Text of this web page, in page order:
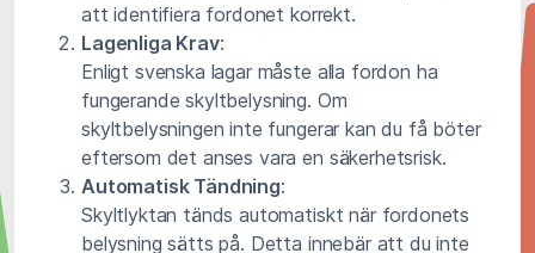
att identifiera fordonet korrekt.
Lagenliga Krav:
Enligt svenska lagar måste alla fordon ha
fungerande skyltbelysning. Om
skyltbelysningen inte fungerar kan du få böter
eftersom det anses vara en säkerhetsrisk.
Automatisk Tändning:
Skyltlyktan tänds automatiskt när fordonets
belysning sätts på. Detta innebär att du inte